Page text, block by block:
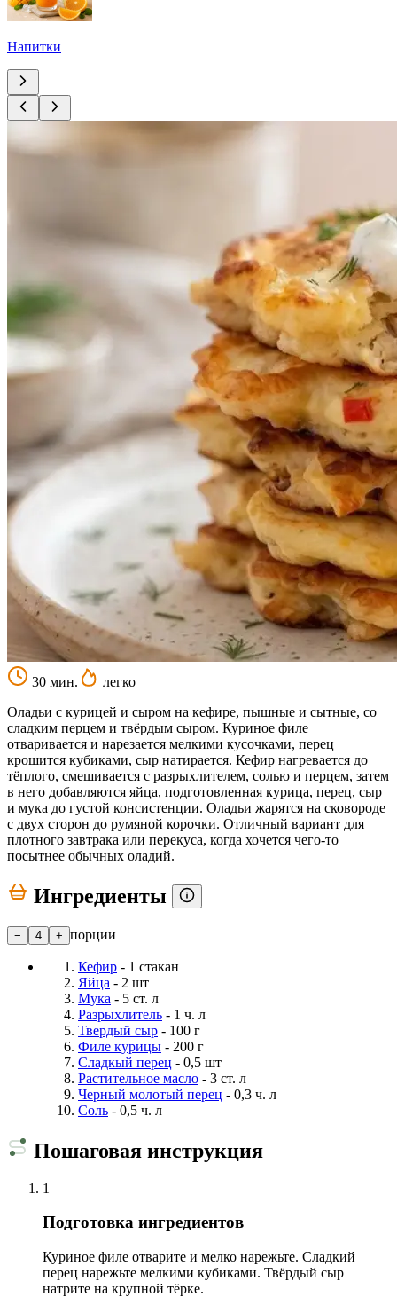
Напитки
30 мин.
легко
Оладьи с курицей и сыром на кефире, пышные и сытные, со
сладким перцем и твёрдым сыром. Куриное филе
отваривается и нарезается мелкими кусочками, перец
крошится кубиками, сыр натирается. Кефир нагревается до
тёплого, смешивается с разрыхлителем, солью и перцем, затем
в него добавляются яйца, подготовленная курица, перец, сыр
и мука до густой консистенции. Оладьи жарятся на сковороде
с двух сторон до румяной корочки. Отличный вариант для
плотного завтрака или перекуса, когда хочется чего-то
посытнее обычных оладий.
Ингредиенты
− 4 + порции
Кефир - 1 стакан
Яйца - 2 шт
Мука - 5 ст. л
Разрыхлитель - 1 ч. л
Твердый сыр - 100 г
Филе курицы - 200 г
Сладкый перец - 0,5 шт
Растительное масло - 3 ст. л
Черный молотый перец - 0,3 ч. л
Соль - 0,5 ч. л
Пошаговая инструкция
1
Подготовка ингредиентов
Куриное филе отварите и мелко нарежьте. Сладкий
перец нарежьте мелкими кубиками. Твёрдый сыр
натрите на крупной тёрке.